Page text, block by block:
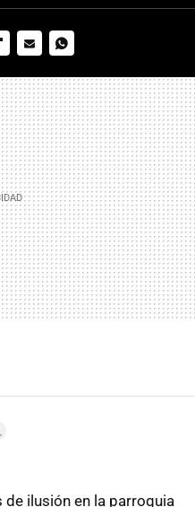
MAIL
ilusión en la parroquia